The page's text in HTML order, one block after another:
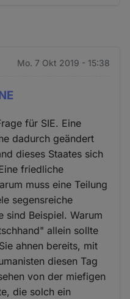
Mo. 7 Okt 2019 - 15:38
für SIE. Eine
dadurch geändert
dieses Staates sich
friedliche
muss eine Teilung
segensreiche
sind Beispiel. Warum
allein sollte
ahnen bereits, mit
diesen Tag
von der miefigen
die solch ein